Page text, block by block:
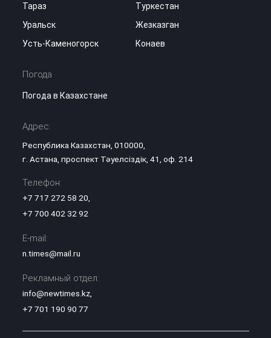
Тараз
Туркестан
Уральск
Жезказган
Усть-Каменогорск
Конаев
Погода
Погода в Казахстане
Адрес:
Республика Казахстан, 010000,
г. Астана, проспект Тәуелсіздік, 41, оф. 214
Телефон:
+7 717 272 58 20
+7 700 402 32 92
E-mail:
n.times@mail.ru
Рекламный отдел:
info@newtimes.kz,
+7 701 190 90 77